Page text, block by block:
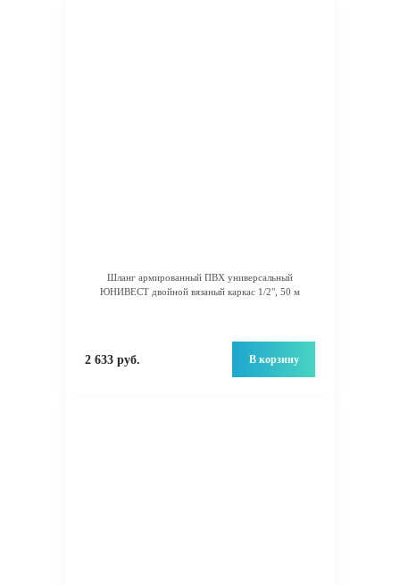
Шланг армированный ПВХ универсальный
ЮНИВЕСТ двойной вязаный каркас 1/2", 50 м
2 633 руб. В корзину